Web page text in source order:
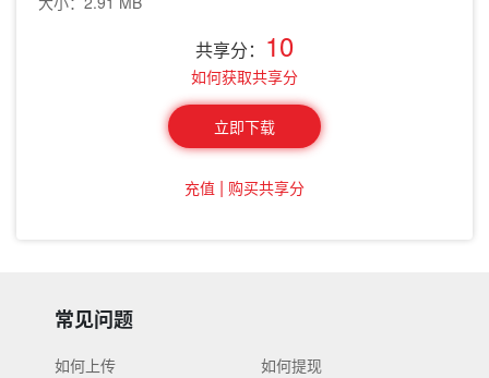
共享分： 10
如何获取共享分
立即下载
充值 | 购买共享分
常见问题
如何上传
如何提现